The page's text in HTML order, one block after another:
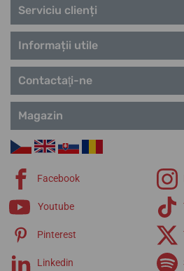
Serviciu clienți
Informații utile
Contactaţi-ne
Magazin
Facebook
Youtube
Pinterest
Linkedin